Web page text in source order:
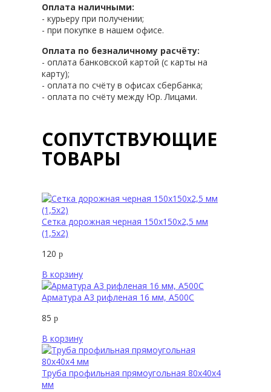
Оплата наличными:
- курьеру при получении;
- при покупке в нашем офисе.
Оплата по безналичному расчёту:
- оплата банковской картой (с карты на
карту);
- оплата по счёту в офисах сбербанка;
- оплата по счёту между Юр. Лицами.
СОПУТСТВУЮЩИЕ
ТОВАРЫ
Сетка дорожная черная 150х150х2,5 мм
(1,5х2)
120 р
В корзину
Арматура А3 рифленая 16 мм, А500С
85 р
В корзину
Труба профильная прямоугольная 80х40х4
мм